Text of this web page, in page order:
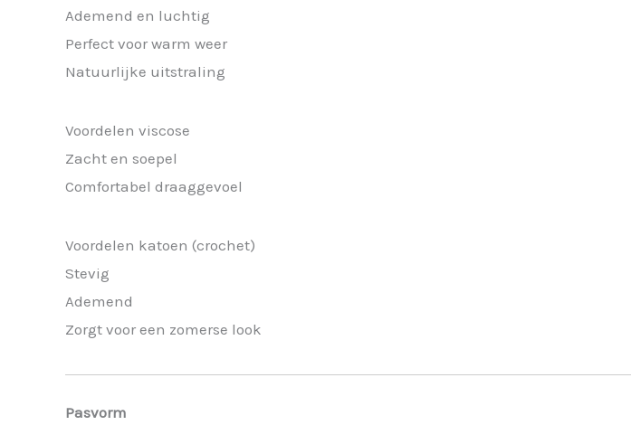
Ademend en luchtig
Perfect voor warm weer
Natuurlijke uitstraling
Voordelen viscose
Zacht en soepel
Comfortabel draaggevoel
Voordelen katoen (crochet)
Stevig
Ademend
Zorgt voor een zomerse look
Pasvorm